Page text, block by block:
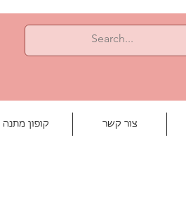
צור קשר קופון מתנה